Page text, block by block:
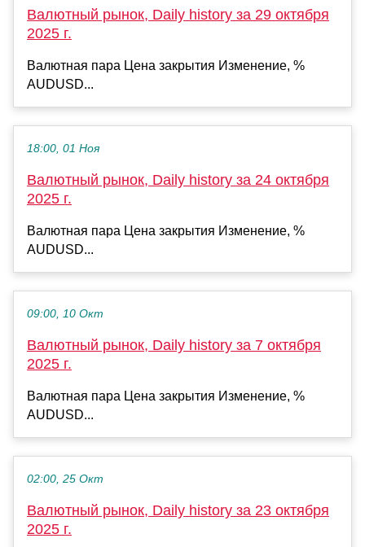
Валютный рынок, Daily history за 29 октября
2025 г.
Валютная пара Цена закрытия Изменение, %
AUDUSD...
18:00, 01 Ноя
Валютный рынок, Daily history за 24 октября
2025 г.
Валютная пара Цена закрытия Изменение, %
AUDUSD...
09:00, 10 Окт
Валютный рынок, Daily history за 7 октября
2025 г.
Валютная пара Цена закрытия Изменение, %
AUDUSD...
02:00, 25 Окт
Валютный рынок, Daily history за 23 октября
2025 г.